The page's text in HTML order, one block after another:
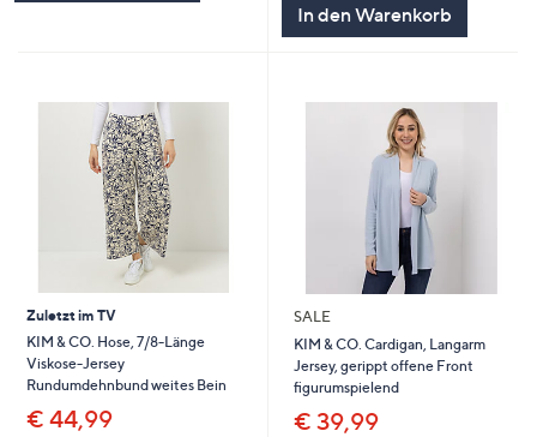
In den Warenkorb
Zuletzt im TV
KIM & CO. Hose, 7/8-Länge
Viskose-Jersey
Rundumdehnbund weites Bein
€ 44,99
SALE
KIM & CO. Cardigan, Langarm
Jersey, gerippt offene Front
figurumspielend
€ 39,99